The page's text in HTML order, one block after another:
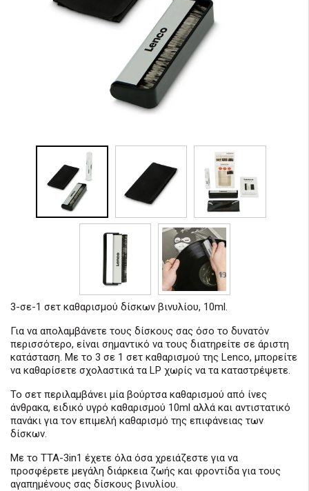
3-σε-1 σετ καθαρισμού δίσκων βινυλίου, 10ml.
Για να απολαμβάνετε τους δίσκους σας όσο το δυνατόν
περισσότερο, είναι σημαντικό να τους διατηρείτε σε άριστη
κατάσταση. Με το 3 σε 1 σετ καθαρισμού της Lenco, μπορείτε
να καθαρίσετε σχολαστικά τα LP χωρίς να τα καταστρέψετε.
Το σετ περιλαμβάνει μία βούρτσα καθαρισμού από ίνες
άνθρακα, ειδικό υγρό καθαρισμού 10ml αλλά και αντιστατικό
πανάκι για τον επιμελή καθαρισμό της επιφάνειας των
δίσκων.
Με το TTA-3in1 έχετε όλα όσα χρειάζεστε για να
προσφέρετε μεγάλη διάρκεια ζωής και φροντίδα για τους
αγαπημένους σας δίσκους βινυλίου.